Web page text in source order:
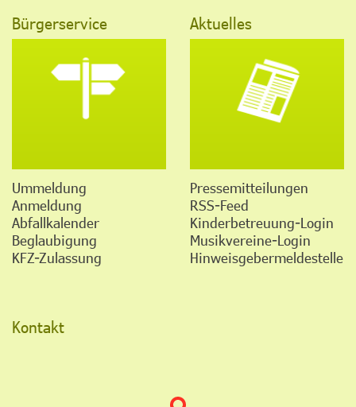
Bürgerservice
Ummeldung
Anmeldung
Abfallkalender
Beglaubigung
KFZ-Zulassung
Aktuelles
Pressemitteilungen
RSS-Feed
Kinderbetreuung-Login
Musikvereine-Login
Hinweisgebermeldestelle
Kontakt